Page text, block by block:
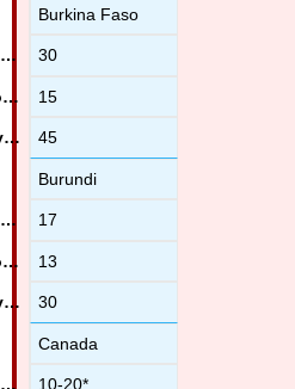
Burkina Faso
30
15
45
Burundi
17
13
30
Canada
10-20*